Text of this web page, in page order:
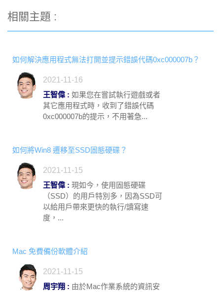
相關主題 :
如何解決應用程式無法打開並提示錯誤代碼0xc000007b？
2021-11-16
王智偉 : 如果您在嘗試執行遊戲或者
其它應用程式時，收到了錯誤代碼
0xc000007b的提示，不用著急...
如何將Win8 遷移至SSD固態硬碟？
2021-11-15
王智偉 : 現如今，使用固態硬碟
（SSD）的用戶特別多，因為SSD可
以給用戶帶來更快的執行/讀寫速
度，...
Mac 免費備份軟體介紹
2021-11-15
周宇翔 : 由於Mac作業系統的資訊安